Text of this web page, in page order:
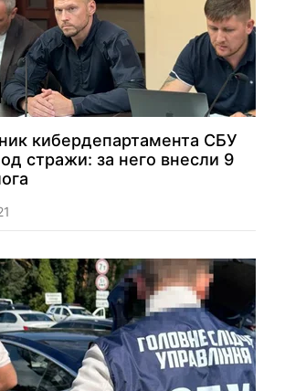
кибердепартамента СБУ
стражи: за него внесли 9